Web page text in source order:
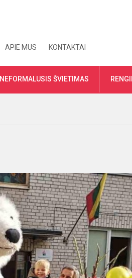
APIE MUS KONTAKTAI
NEFORMALUSIS ŠVIETIMAS